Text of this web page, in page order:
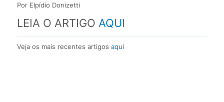
Por Elpídio Donizetti
LEIA O ARTIGO AQUI
Veja os mais recentes artigos aqui